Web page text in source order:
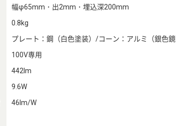
幅φ65mm・出2mm・埋込深200mm
0.8kg
プレート：鋼（白色塗装）/コーン：アルミ（銀色鏡
100V専用
442lm
9.6W
46lm/W